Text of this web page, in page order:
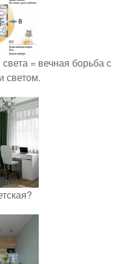
= вечная борьба с
светом.